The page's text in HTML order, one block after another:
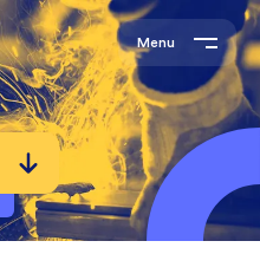
Menu